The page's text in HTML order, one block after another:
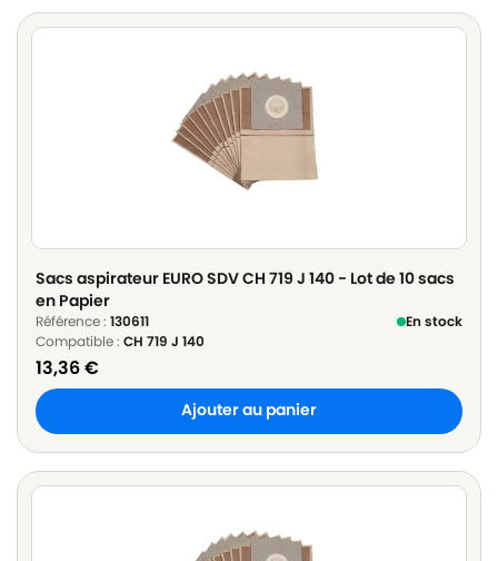
Sacs aspirateur EURO SDV CH 719 J 140 - Lot de 10 sacs
en Papier
Référence : 130611
En stock
Compatible : CH 719 J 140
13,36€
Ajouter au panier